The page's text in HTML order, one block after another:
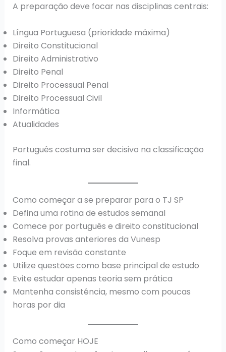
A preparação deve focar nas disciplinas centrais:
Língua Portuguesa (prioridade máxima)
Direito Constitucional
Direito Administrativo
Direito Penal
Direito Processual Penal
Direito Processual Civil
Informática
Atualidades
Português costuma ser decisivo na classificação
final.
Como começar a se preparar para o TJ SP
Defina uma rotina de estudos semanal
Comece por português e direito constitucional
Resolva provas anteriores da Vunesp
Foque em revisão constante
Utilize questões como base principal de estudo
Evite estudar apenas teoria sem prática
Mantenha consistência, mesmo com poucas
horas por dia
Como começar HOJE